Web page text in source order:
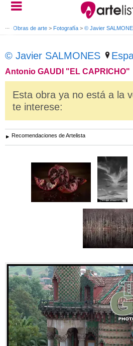
> Obras de arte > Fotografía > © Javier
© Javier SALMONES
Antonio GAUDI "EL CAPRICHO"
Esta obra ya no está a la
te interese:
Recomendaciones de Artelista